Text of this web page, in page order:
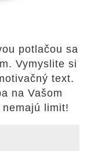
potlačou sa
Vymyslite si
text.
na Vašom
limit!